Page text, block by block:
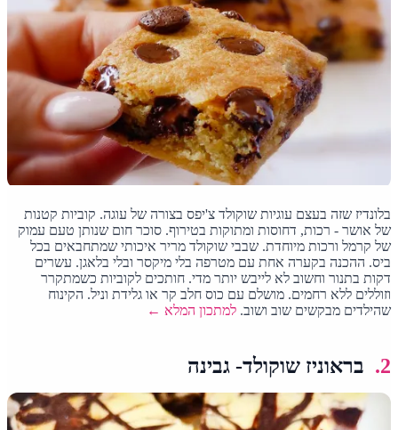
בלונדיז שזה בעצם עוגיות שוקולד צ'יפס בצורה של עוגה. קוביות קטנות
של אושר - רכות, דחוסות ומתוקות בטירוף. סוכר חום שנותן טעם עמוק
של קרמל ורכות מיוחדת. שבבי שוקולד מריר איכותי שמתחבאים בכל
ביס. ההכנה בקערה אחת עם מטרפה בלי מיקסר ובלי בלאגן. עשרים
דקות בתנור וחשוב לא לייבש יותר מדי. חותכים לקוביות כשמתקרר
וזוללים ללא רחמים. מושלם עם כוס חלב קר או גלידת וניל. הקינוח
שהילדים מבקשים שוב ושוב.למתכון המלא ←
2. בראוניז שוקולד- גבינה